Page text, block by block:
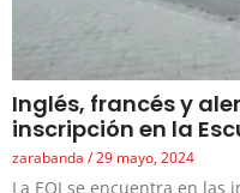
Inglés, francés y
inscripción en la
zarabanda 29 mayo, 2024
La EOI se encuentra en las